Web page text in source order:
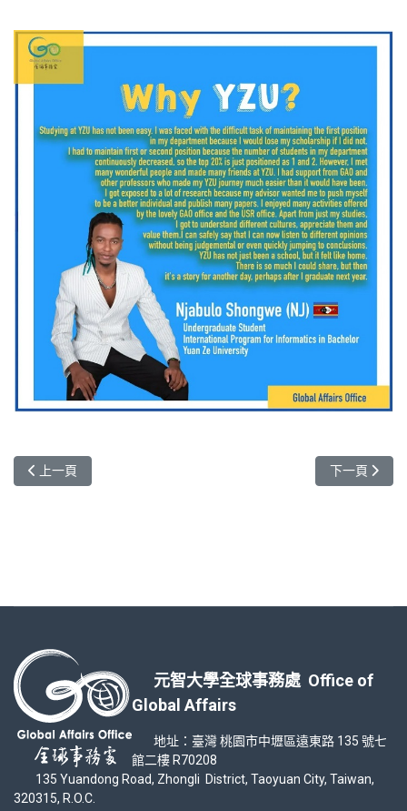
上一篇文章: 2022推動全球跨域-雙向線上共同授課-電機系方士豪
上一頁 下一篇文章:
下一頁
元智大學全球事務處 Office of
Global Affairs
地址：臺灣 桃園市中壢區遠東路 135 號七
館二樓 R70208
135 Yuandong Road, Zhongli District, Taoyuan City, Taiwan,
320315, R.O.C.